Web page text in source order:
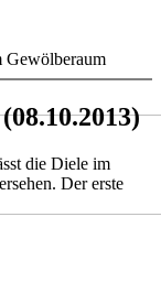
Gewölberaum
die Diele im
Der erste